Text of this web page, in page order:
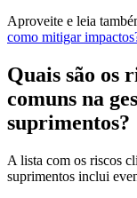
Aproveite e leia
como mitigar
Quais são os
comuns na
suprimentos?
A lista com os riscos
suprimentos inclui